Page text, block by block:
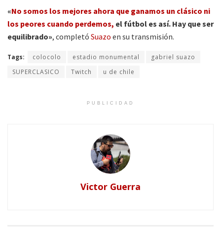
«No somos los mejores ahora que ganamos un clásico ni
los peores cuando perdemos, el fútbol es así. Hay que ser
equilibrado», completó Suazo en su transmisión.
Tags: colocolo estadio monumental
gabriel suazo
SUPERCLASICO
Twitch u de chile
PUBLICIDAD
Victor Guerra